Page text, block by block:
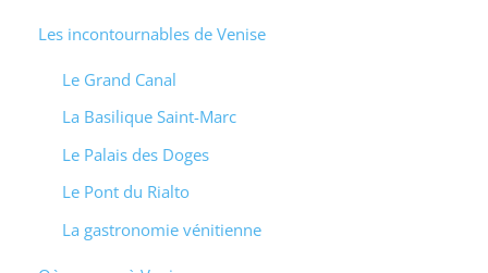
Les incontournables de Venise
Le Grand Canal
La Basilique Saint-Marc
Le Palais des Doges
Le Pont du Rialto
La gastronomie vénitienne